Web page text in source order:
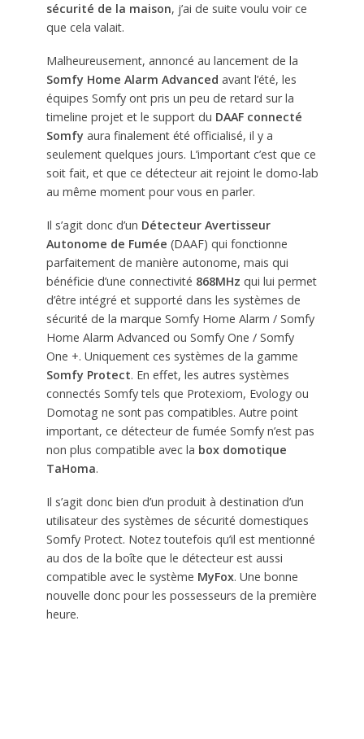
sécurité de la maison, j’ai de suite voulu voir ce
que cela valait.
Malheureusement, annoncé au lancement de la
Somfy Home Alarm Advanced avant l’été, les
équipes Somfy ont pris un peu de retard sur la
timeline projet et le support du DAAF connecté
Somfyaura finalement été officialisé, il y a
seulement quelques jours. L’important c’est que ce
soit fait, et que ce détecteur ait rejoint le domo-lab
au même moment pour vous en parler.
Il s’agit donc d’un Détecteur Avertisseur
Autonome de Fumée (DAAF) qui fonctionne
parfaitement de manière autonome, mais qui
bénéficie d’une connectivité 868MHz qui lui permet
d’être intégré et supporté dans les systèmes de
sécurité de la marque Somfy Home Alarm / Somfy
Home Alarm Advanced ou Somfy One / Somfy
One +. Uniquement ces systèmes de la gamme
Somfy Protect. En effet, les autres systèmes
connectés Somfy tels que Protexiom, Evology ou
Domotag ne sont pas compatibles. Autre point
important, ce détecteur de fumée Somfy n’est pas
non plus compatible avec la box domotique
TaHoma.
Il s’agit donc bien d’un produit à destination d’un
utilisateur des systèmes de sécurité domestiques
Somfy Protect. Notez toutefois qu’il est mentionné
au dos de la boîte que le détecteur est aussi
compatible avec le système MyFox. Une bonne
nouvelle donc pour les possesseurs de la première
heure.